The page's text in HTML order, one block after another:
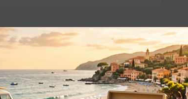
interessati!